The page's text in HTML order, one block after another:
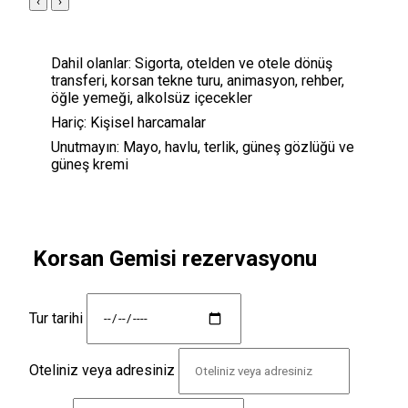
Dahil olanlar: Sigorta, otelden ve otele dönüş
transferi, korsan tekne turu, animasyon, rehber,
öğle yemeği, alkolsüz içecekler
Hariç: Kişisel harcamalar
Unutmayın: Mayo, havlu, terlik, güneş gözlüğü ve
güneş kremi
Korsan Gemisi rezervasyonu
Tur tarihi
Oteliniz veya adresiniz